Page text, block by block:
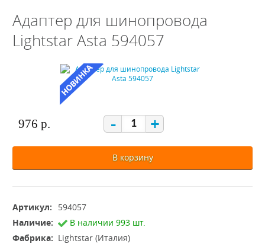
Адаптер для шинопровода
Lightstar Asta 594057
976 р. - +
В корзину
Артикул:
594057
Наличие:
В наличии 993 шт.
Фабрика: Lightstar (Италия)